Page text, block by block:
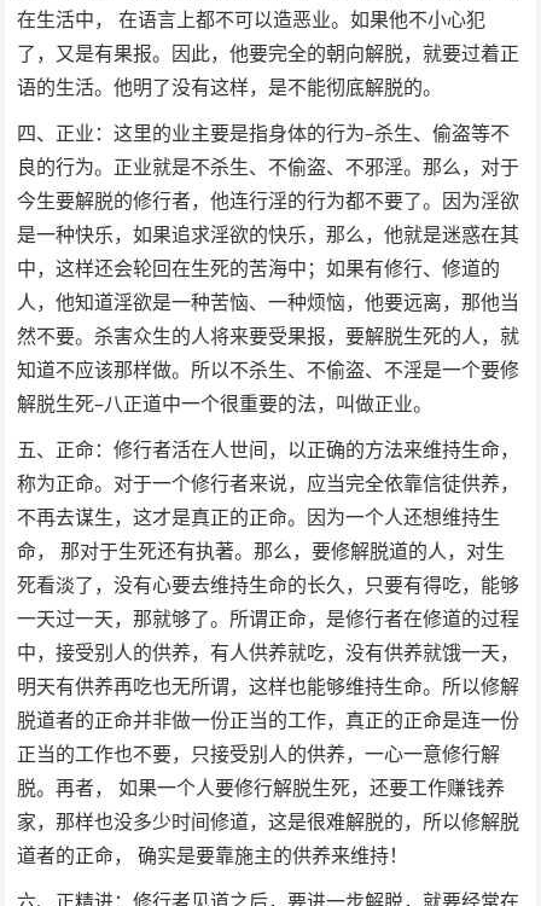
在生活中， 在语言上都不可以造恶业。如果他不小心犯
了，又是有果报。因此，他要完全的朝向解脱，就要过着正
语的生活。他明了没有这样，是不能彻底解脱的。
四、正业：这里的业主要是指身体的行为–杀生、偷盗等不
良的行为。正业就是不杀生、不偷盗、不邪淫。那么，对于
今生要解脱的修行者，他连行淫的行为都不要了。因为淫欲
是一种快乐，如果追求淫欲的快乐，那么，他就是迷惑在其
中，这样还会轮回在生死的苦海中；如果有修行、修道的
人，他知道淫欲是一种苦恼、一种烦恼，他要远离，那他当
然不要。杀害众生的人将来要受果报，要解脱生死的人，就
知道不应该那样做。所以不杀生、不偷盗、不淫是一个要修
解脱生死–八正道中一个很重要的法，叫做正业。
五、正命：修行者活在人世间，以正确的方法来维持生命，
称为正命。对于一个修行者来说，应当完全依靠信徒供养，
不再去谋生，这才是真正的正命。因为一个人还想维持生
命， 那对于生死还有执著。那么，要修解脱道的人，对生
死看淡了，没有心要去维持生命的长久，只要有得吃，能够
一天过一天，那就够了。所谓正命，是修行者在修道的过程
中，接受别人的供养，有人供养就吃，没有供养就饿一天，
明天有供养再吃也无所谓，这样也能够维持生命。所以修解
脱道者的正命并非做一份正当的工作，真正的正命是连一份
正当的工作也不要，只接受别人的供养，一心一意修行解
脱。再者， 如果一个人要修行解脱生死，还要工作赚钱养
家，那样也没多少时间修道，这是很难解脱的，所以修解脱
道者的正命， 确实是要靠施主的供养来维持！
六、正精进：修行者见道之后，要进一步解脱，就要经常在